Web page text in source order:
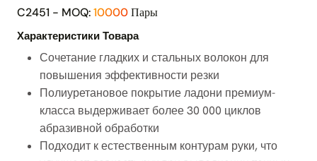
C2451 - MOQ:10000Пары
Характеристики Товара
Сочетание гладких и стальных волокон для
повышения эффективности резки
Полиуретановое покрытие ладони премиум-
класса выдерживает более 30 000 циклов
абразивной обработки
Подходит к естественным контурам руки, что